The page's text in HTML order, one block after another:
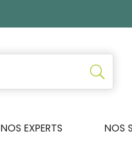
NOS EXPERTS NOS